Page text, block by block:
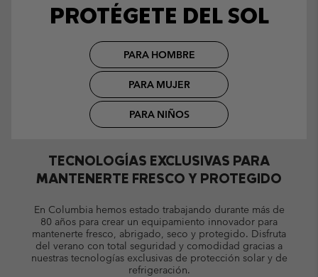
PROTÉGETE DEL SOL
PARA HOMBRE
PARA MUJER
PARA NIÑOS
TECNOLOGÍAS EXCLUSIVAS PARA
MANTENERTE FRESCO Y PROTEGIDO
En Columbia hemos estado trabajando durante más de
80 años para crear un equipamiento innovador para
mantenerte fresco, abrigado, seco y protegido. Disfruta
del verano con total seguridad y comodidad gracias a
nuestras tecnologías exclusivas de protección solar y de
refrigeración.